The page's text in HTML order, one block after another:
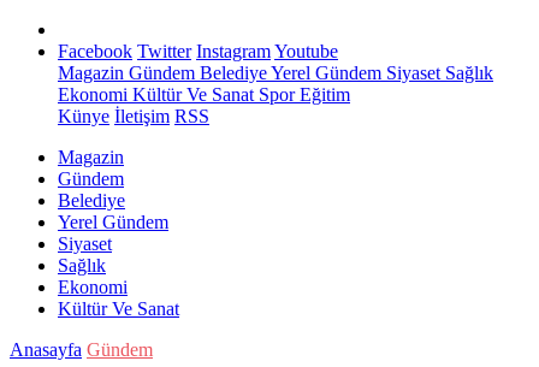
Facebook Twitter InstagramYoutube
Magazin Gündem BelediyeYerel Gündem Siyaset Sağlık
Ekonomi Kültür Ve Sanat SporEğitim
Künye İletişim RSS
Magazin
Gündem
Belediye
Yerel Gündem
Siyaset
Sağlık
Ekonomi
Kültür Ve Sanat
Anasayfa Gündem